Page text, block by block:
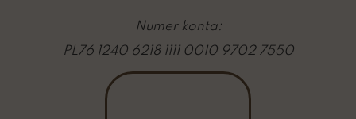
Numer konta:
PL76 1240 6218 1111 0010 9702 7550